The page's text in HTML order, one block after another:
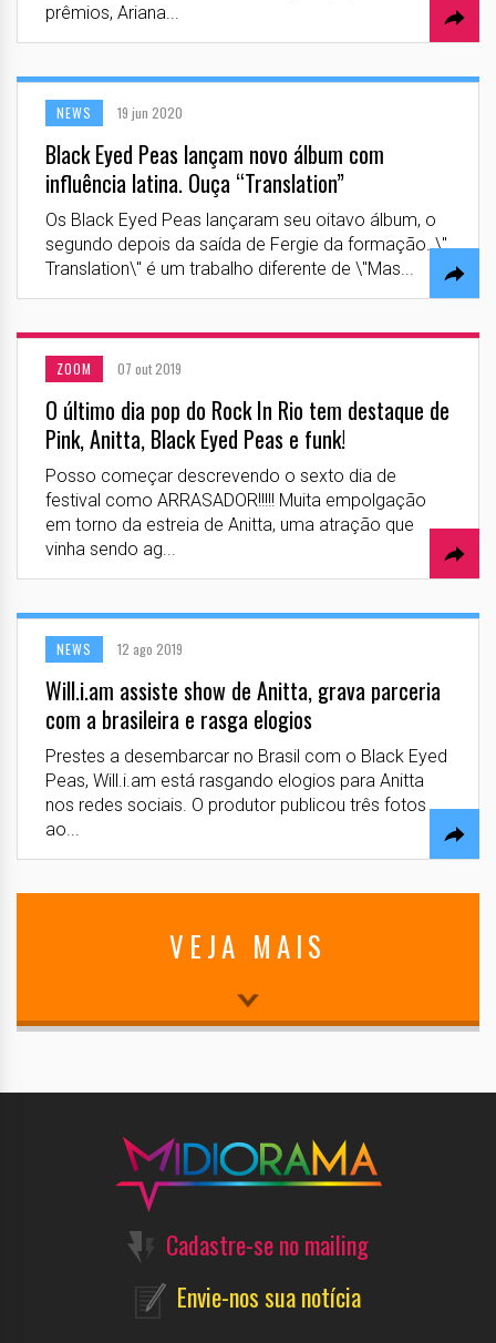
prêmios, Ariana...
NEWS 19 jun 2020
Black Eyed Peas lançam novo álbum com
influência latina. Ouça “Translation”
Os Black Eyed Peas lançaram seu oitavo álbum, o
segundo depois da saída de Fergie da formação. \"
Translation\" é um trabalho diferente de \"Mas...
ZOOM 07 out 2019
O último dia pop do Rock In Rio tem destaque de
Pink, Anitta, Black Eyed Peas e funk!
Posso começar descrevendo o sexto dia de
festival como ARRASADOR!!!!! Muita empolgação
em torno da estreia de Anitta, uma atração que
vinha sendo ag...
NEWS 12 ago 2019
Will.i.am assiste show de Anitta, grava parceria
com a brasileira e rasga elogios
Prestes a desembarcar no Brasil com o Black Eyed
Peas, Will.i.am está rasgando elogios para Anitta
nos redes sociais. O produtor publicou três fotos
ao...
VEJA MAIS
Cadastre-se no mailing
Envie-nos sua notícia